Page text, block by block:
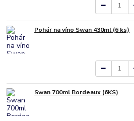
Pohár na víno Swan 430ml (6 ks)
Swan 700ml Bordeaux (6KS)